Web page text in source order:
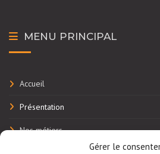
Gérer le
MENU PRINCIPAL
Accueil
Présentation
Nos métiers